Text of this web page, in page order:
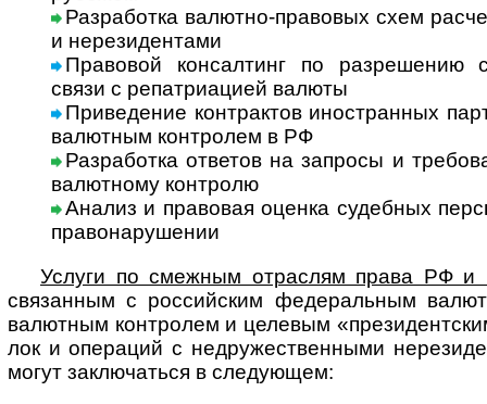
Разработка валютно-правовых схем
и нере­зи­ден­тами
Правовой консалтинг по разрешению
связи с репат­ри­а­цией валюты
Приведение контрактов иностранных
валют­ным кон­т­ро­лем в РФ
Разработка ответов на запросы и
валют­ному конт­ролю
Анализ и право­вая оценка судеб­ных
право­на­ру­шении
Услуги по смеж­ным отрас­лям права РФ и
свя­зан­ным с рос­сий­ским феде­раль­ным
валют­ным конт­ро­лем и целе­вым
лок и опе­ра­ций с недру­жест­вен­ными
могут заклю­ча­ться в сле­дующем: